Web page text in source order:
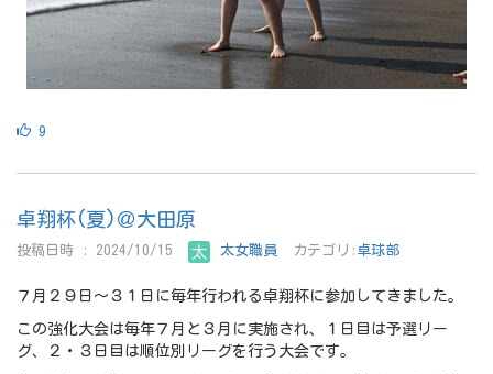
9
卓翔杯(夏)＠大田原
投稿日時 : 2024/10/15 太女職員 カテゴリ: 卓球部
７月２９日～３１日に毎年行われる卓翔杯に参加してきました。
この強化大会は毎年７月と３月に実施され、１日目は予選リー
グ、２・３日目は順位別リーグを行う大会です。